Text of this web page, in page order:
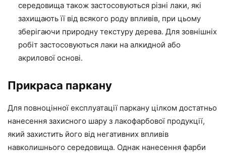
середовища також застосовуються різні лаки, які
захищають її від всякого роду впливів, при цьому
зберігаючи природну текстуру дерева. Для зовнішніх
робіт застосовуються лаки на алкидной або
акрилової основі.
Прикраса паркану
Для повноцінної експлуатації паркану цілком достатньо
нанесення захисного шару з лакофарбової продукції,
який захистить його від негативних впливів
навколишнього середовища. Однак нанесення фарби